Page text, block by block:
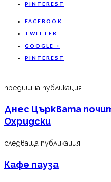
PINTEREST
FACEBOOK
TWITTER
GOOGLE +
PINTEREST
предишна публикация
Днес Църквата
Охридски
следваща публикация
Кафе пауза